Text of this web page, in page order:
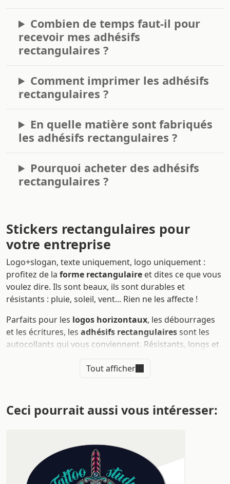
Combien de temps faut-il pour
recevoir mes adhésifs
rectangulaires ?
Comment imprimer les adhésifs
rectangulaires ?
En quelle matière sont fabriqués
les adhésifs rectangulaires ?
Pourquoi acheter des adhésifs
rectangulaires ?
Stickers rectangulaires pour
votre entreprise
Logo+slogan, texte uniquement, logo uniquement :
profitez de la forme rectangulaire et dites ce que vous
voulez dire. Ils sont beaux, ils sont durables et
résistants : pluie, soleil, vent... Rien ne les affecte !
Parfaits pour les logos horizontaux, les débourrages
et les écritures, les adhésifs rectangulairessont les
autocollants qui vous conviennent. Résistants, longs et
marque et votre slogan aussi bien pour la publicité,
Imprimer des adhésifs
adhésifs rectangulairessont parfaits pour
apposer votre marque ou faire passer un slogan. Leur
forme allongée est idéale pour ce type de message :
Tout afficher
Ceci pourrait aussi vous intéresser: